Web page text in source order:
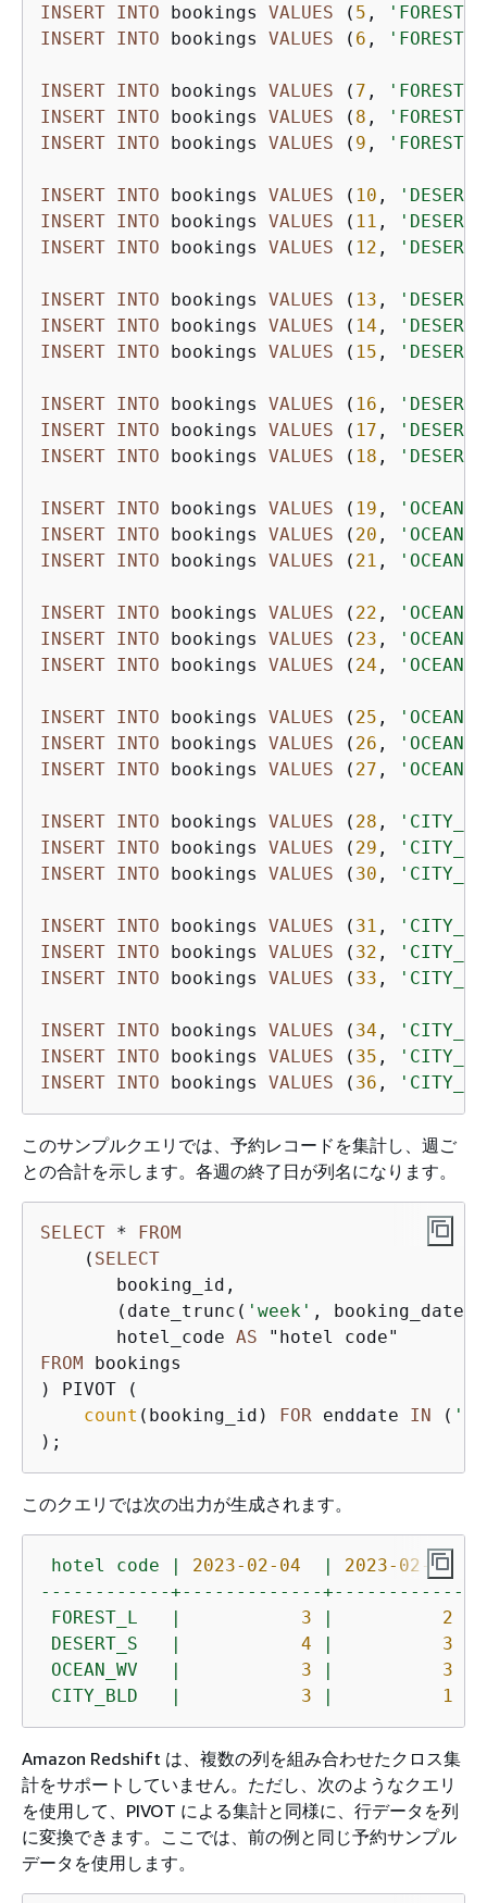
INSERT INTO bookings VALUES ( 5 ,
INSERT INTO bookings VALUES ( 6 ,
INSERT INTO bookings VALUES ( 7 ,
INSERT INTO bookings VALUES ( 8 ,
INSERT INTO bookings VALUES ( 9 ,
INSERT INTO bookings VALUES ( 10 ,
INSERT INTO bookings VALUES ( 11 ,
INSERT INTO bookings VALUES ( 12 ,
INSERT INTO bookings VALUES ( 13 ,
INSERT INTO bookings VALUES ( 14 ,
INSERT INTO bookings VALUES ( 15 ,
INSERT INTO bookings VALUES ( 16 ,
INSERT INTO bookings VALUES ( 17 ,
INSERT INTO bookings VALUES ( 18 ,
INSERT INTO bookings VALUES ( 19 ,
INSERT INTO bookings VALUES ( 20 ,
INSERT INTO bookings VALUES ( 21 ,
INSERT INTO bookings VALUES ( 22 ,
INSERT INTO bookings VALUES ( 23 ,
INSERT INTO bookings VALUES ( 24 ,
INSERT INTO bookings VALUES ( 25 ,
INSERT INTO bookings VALUES ( 26 ,
INSERT INTO bookings VALUES ( 27 ,
INSERT INTO bookings VALUES ( 28 ,
INSERT INTO bookings VALUES ( 29 ,
INSERT INTO bookings VALUES ( 30 ,
INSERT INTO bookings VALUES ( 31 ,
INSERT INTO bookings VALUES ( 32 ,
INSERT INTO bookings VALUES ( 33 ,
INSERT INTO bookings VALUES ( 34 ,
INSERT INTO bookings VALUES ( 35 ,
INSERT INTO bookings VALUES ( 36 ,
このサンプルクエリでは、予約レコードを集計し、週ご
との合計を示します。各週の終了日が列名になります。
SELECT *
FROM
    (
SELECT
       booking_id,
       (date_trunc(
'week' , booking_date::
       hotel_code
AS
FROM bookings
) PIVOT (
count (booking_id) FOR enddate IN (
);
このクエリでは次の出力が生成されます。
hotel code | 2023-02-04 | 2023-02-11
------------+-------------+------------
FOREST_L
| 3 | 2
DESERT_S
| 4 | 3
OCEAN_WV
| 3 | 3
CITY_BLD
| 3 | 1
Amazon Redshift は、複数の列を組み合わせたクロス集
計をサポートしていません。ただし、次のようなクエリ
を使用して、PIVOT による集計と同様に、行データを列
に変換できます。ここでは、前の例と同じ予約サンプル
データを使用します。